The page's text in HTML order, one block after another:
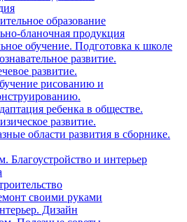
образование
бланочная продукция
обучение. Подготовка к школе
развитие.
развитие.
рисованию и
ребенка в обществе.
развитие.
области развития в сборнике.
Благоустройство и интерьер
своими руками
Дизайн